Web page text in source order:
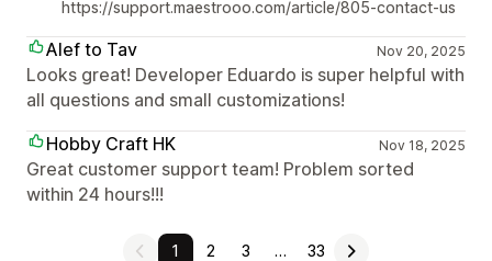
https://support.maestrooo.com/article/805-contact-us
Alef to Tav Nov 20, 2025
Looks great! Developer Eduardo is super helpful with
all questions and small customizations!
Hobby Craft HK
Nov 18, 2025
Great customer support team! Problem sorted
within 24 hours!!!
1 2 3 … 33